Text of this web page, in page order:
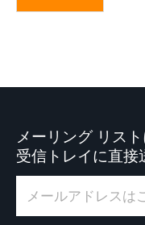
メーリング リス
受信トレイに直接